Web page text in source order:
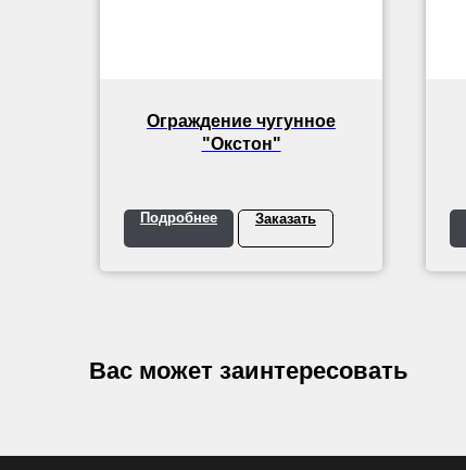
Ограждение чугунное
"Окстон"
Подробнее Заказать
Вас может заинтересовать